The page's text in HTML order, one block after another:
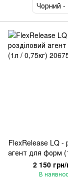
Чорний -
FlexRelease LQ -
агент для форм
2 150
В